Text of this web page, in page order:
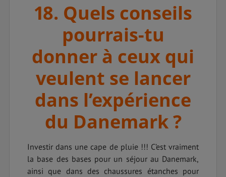
18. Quels conseils
pourrais-tu
donner à ceux qui
veulent se lancer
dans l’expérience
du Danemark ?
Investir dans une cape de pluie !!! C’est vraiment
la base des bases pour un séjour au Danemark,
ainsi que dans des chaussures étanches pour